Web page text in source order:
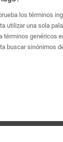
los términos
utilizar una sola
términos genéricos
buscar sinónimos